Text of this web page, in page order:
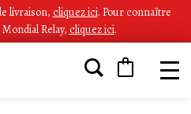
livraison, cliquez ici. Pour connaître
Relay, cliquez ici.